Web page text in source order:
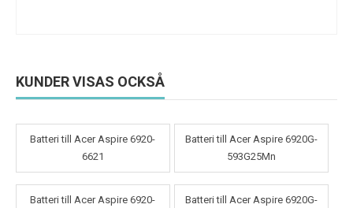
KUNDER VISAS OCKSÅ
Batteri till Acer Aspire 6920-
6621
Batteri till Acer Aspire 6920G-
593G25Mn
Batteri till Acer Aspire 6920-
Batteri till Acer Aspire 6920G-